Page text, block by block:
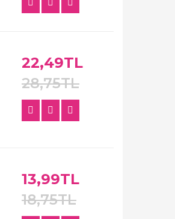
22,49TL
28,75TL
13,99TL
18,75TL